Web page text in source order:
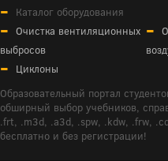
Каталог оборудования
Очистка вентиляционных
выбросов
Циклоны
Образовательный портал
обширный выбор учебников,
.frt, .m3d, .a3d, .spw, .kdw, .frw,
бесплатно и без регистрации!